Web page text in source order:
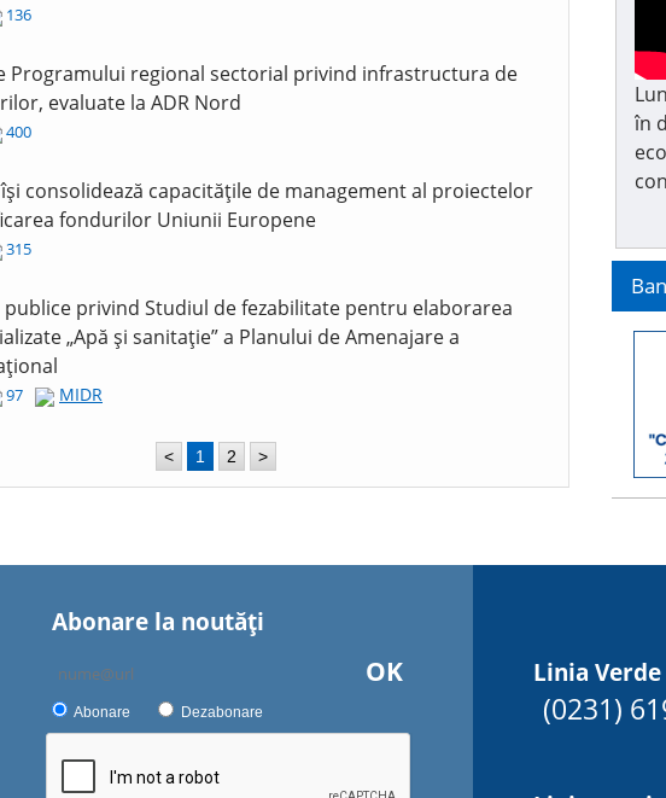
136
Programului regional sectorial privind infrastructura de
evaluate la ADR Nord
400
consolidează capacitățile de management al proiectelor
fondurilor Uniunii Europene
315
privind Studiul de fezabilitate pentru elaborarea
„Apă și sanitație” a Planului de Amenajare a
97 MIDR
< 1 2 >
în
Abonare la noutăţi
OK
Abonare Dezabonare
Linia Verde
(0231)